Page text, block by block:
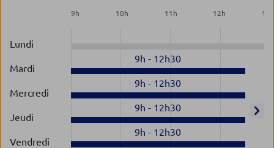
9h 10h 11 h 12h 13
Lundi
Mardi
9h - 12h30
Mercredi
9h - 12h30
Jeudi
9h - 12h30
Vendredi
9h - 12h30